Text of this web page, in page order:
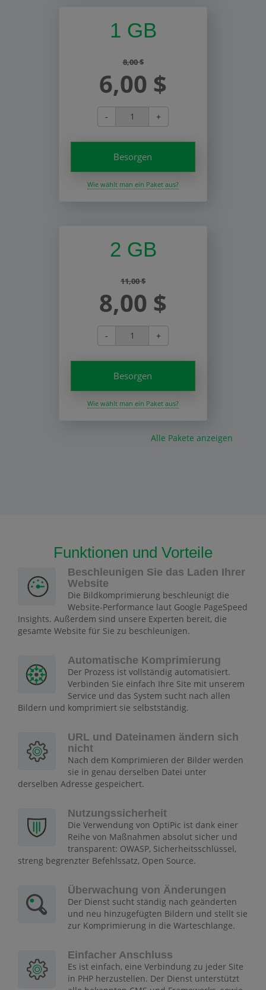
1 GB
8,00 $
6,00 $
- +
Besorgen
Wie wählt man ein Paket aus?
2 GB
11,00 $
8,00 $
- +
Besorgen
Wie wählt man ein Paket aus?
Alle Pakete anzeigen
Funktionen und Vorteile
Beschleunigen Sie das Laden Ihrer
Website
Die Bildkomprimierung beschleunigt die
Website-Performance laut Google PageSpeed
Insights. Außerdem sind unsere Experten bereit, die
gesamte Website für Sie zu beschleunigen.
Automatische Komprimierung
Der Prozess ist vollständig automatisiert.
Verbinden Sie einfach Ihre Site mit unserem
Service und das System sucht nach allen
Bildern und komprimiert sie selbstständig.
URL und Dateinamen ändern sich
nicht
Nach dem Komprimieren der Bilder werden
sie in genau derselben Datei unter
derselben Adresse gespeichert.
Nutzungssicherheit
Die Verwendung von OptiPic ist dank einer
Reihe von Maßnahmen absolut sicher und
transparent: OWASP, Sicherheitsschlüssel,
streng begrenzter Befehlssatz, Open Source.
Überwachung von Änderungen
Der Dienst sucht ständig nach geänderten
und neu hinzugefügten Bildern und stellt sie
zur Komprimierung in die Warteschlange.
Einfacher Anschluss
Es ist einfach, eine Verbindung zu jeder Site
in PHP herzustellen. Der Dienst unterstützt